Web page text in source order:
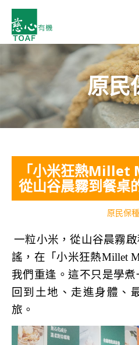
原民
「小米狂熱Millet
從山谷晨霧到餐桌
原民保種
一粒小米，從山谷晨霧
謠，在「小米狂熱Millet
我們重逢。這不只是學
回到土地、走進身體、
旅。